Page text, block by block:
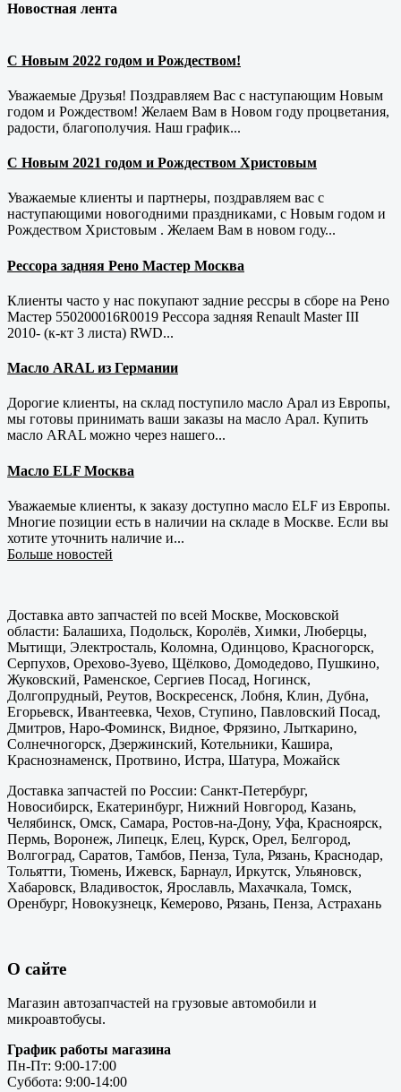
Новостная лента
С Новым 2022 годом и Рождеством!
Уважаемые Друзья! Поздравляем Вас с наступающим Новым
годом и Рождеством! Желаем Вам в Новом году процветания,
радости, благополучия. Наш график...
С Новым 2021 годом и Рождеством Христовым
Уважаемые клиенты и партнеры, поздравляем вас с
наступающими новогодними праздниками, с Новым годом и
Рождеством Христовым . Желаем Вам в новом году...
Рессора задняя Рено Мастер Москва
Клиенты часто у нас покупают задние рессры в сборе на Рено
Мастер 550200016R0019 Рессора задняя Renault Master III
2010- (к-кт 3 листа) RWD...
Масло ARAL из Германии
Дорогие клиенты, на склад поступило масло Арал из Европы,
мы готовы принимать ваши заказы на масло Арал. Купить
масло ARAL можно через нашего...
Масло ELF Москва
Уважаемые клиенты, к заказу доступно масло ELF из Европы.
Многие позиции есть в наличии на складе в Москве. Если вы
хотите уточнить наличие и...
Больше новостей
Доставка авто запчастей по всей Москве, Московской
области: Балашиха, Подольск, Королёв, Химки, Люберцы,
Мытищи, Электросталь, Коломна, Одинцово, Красногорск,
Серпухов, Орехово-Зуево, Щёлково, Домодедово, Пушкино,
Жуковский, Раменское, Сергиев Посад, Ногинск,
Долгопрудный, Реутов, Воскресенск, Лобня, Клин, Дубна,
Егорьевск, Ивантеевка, Чехов, Ступино, Павловский Посад,
Дмитров, Наро-Фоминск, Видное, Фрязино, Лыткарино,
Солнечногорск, Дзержинский, Котельники, Кашира,
Краснознаменск, Протвино, Истра, Шатура, Можайск
Доставка запчастей по России: Санкт-Петербург,
Новосибирск, Екатеринбург, Нижний Новгород, Казань,
Челябинск, Омск, Самара, Ростов-на-Дону, Уфа, Красноярск,
Пермь, Воронеж, Липецк, Елец, Курск, Орел, Белгород,
Волгоград, Саратов, Тамбов, Пенза, Тула, Рязань, Краснодар,
Тольятти, Тюмень, Ижевск, Барнаул, Иркутск, Ульяновск,
Хабаровск, Владивосток, Ярославль, Махачкала, Томск,
Оренбург, Новокузнецк, Кемерово, Рязань, Пенза, Астрахань
О сайте
Магазин автозапчастей на грузовые автомобили и
микроавтобусы.
График работы магазина
Пн-Пт: 9:00-17:00
Суббота: 9:00-14:00